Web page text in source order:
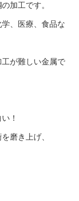
加工です。
、医療、食品な
が難しい金属で
！
磨き上げ、